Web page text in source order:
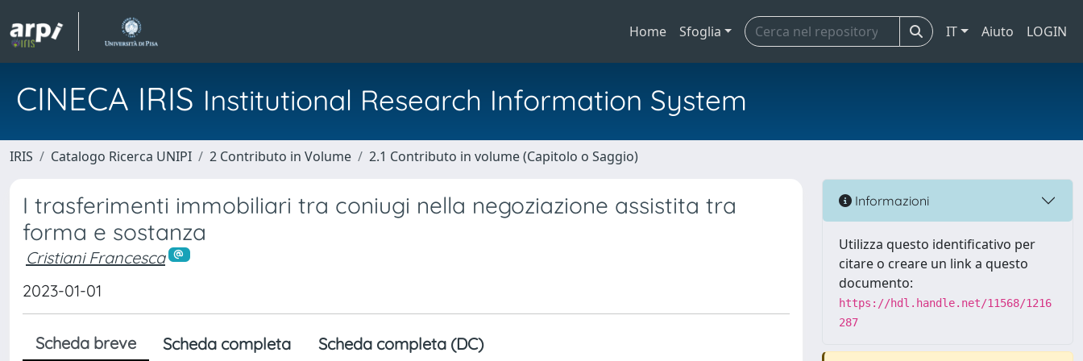
Home Sfoglia IT Aiuto LOGIN
CINECA IRIS Institutional Research Information System
IRIS Catalogo Ricerca UNIPI 2 Contributo in Volume 2.1 Contributo in volume (Capitolo o Saggio)
I trasferimenti immobiliari tra coniugi nella negoziazione assistita tra
forma e sostanza
Cristiani Francesca
2023-01-01
Scheda breve Scheda completa Scheda completa (DC)
Informazioni
Utilizza questo identificativo per
citare o creare un link a questo
documento:
https://hdl.handle.net/11568/1216
287